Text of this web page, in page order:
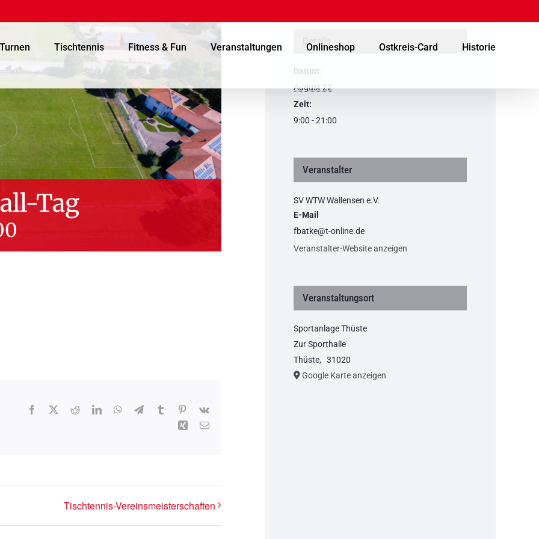
Turnen Tischtennis Fitness & Fun Veranstaltungen Onlineshop Ostkreis-Card Historie
Tag
Facebook RedditLinkedInWhatsApp
TelegramTumblr Pinterest
Vk
Xing E-
Tischtennis-Vereinsmeisterschaften
Details
Datum:
August 22
Zeit:
9:00 - 21:00
Veranstalter
SV WTW Wallensen e.V.
E-Mail
fbatke@t-online.de
Veranstalter-Website anzeigen
Veranstaltungsort
Sportanlage Thüste
Zur Sporthalle
Thüste, 31020
Google Karte anzeigen